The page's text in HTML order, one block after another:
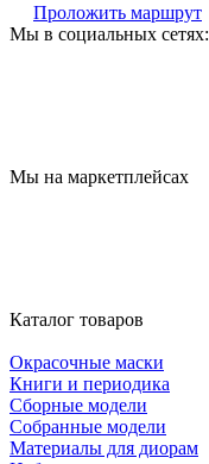
Проложить маршрут
Мы в социальных сетях:
Мы на маркетплейсах
Каталог товаров
Окрасочные маски
Книги и периодика
Сборные модели
Собранные модели
Материалы для диорам